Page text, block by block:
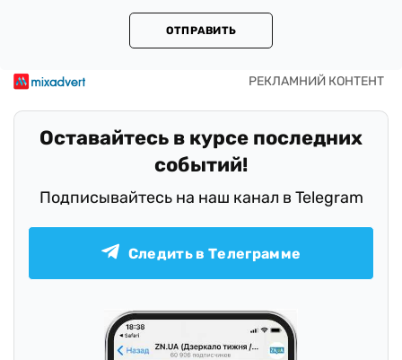
ОТПРАВИТЬ
Оставайтесь в курсе последних
событий!
Подписывайтесь на наш канал в Telegram
Следить в Телеграмме